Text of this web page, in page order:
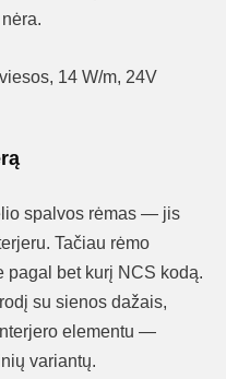
14 W/m, 24V
spalvos rėmas — jis
Tačiau rėmo
pagal bet kurį NCS kodą.
su sienos dažais,
elementu —
variantų.